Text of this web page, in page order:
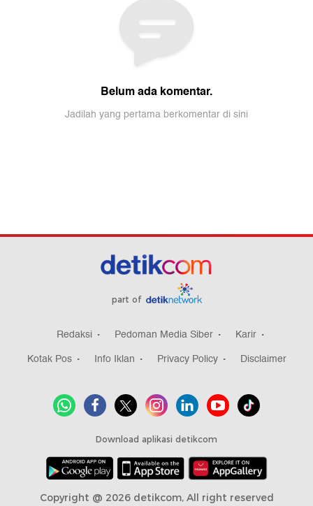
part of
Redaksi Pedoman Media Siber
Karir
Kotak Pos
Info Iklan Privacy Policy Disclaimer
Download aplikasi detikcom
Copyright @ 2026 detikcom, All right reserved